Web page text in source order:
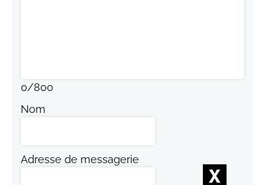
0/800
Nom
Adresse de messagerie